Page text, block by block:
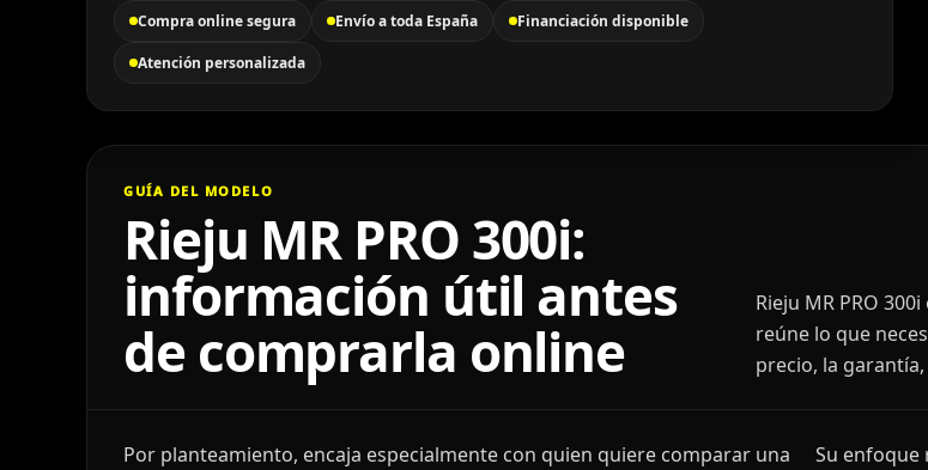
Compra online segura Envío a toda España Financiación disponible
Atención personalizada
GUÍA DEL MODELO
Rieju MR PRO 300i:
información útil antes
de comprarla online
Rieju MR PRO
reúne lo que
precio, la
Por planteamiento, encaja especialmente con quien quiere comparar una
Su enfoque